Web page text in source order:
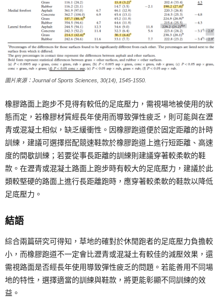
圖片來源：Journal of Sports Sciences, 30(14), 1545-1550.
橡膠路面上跑步不見得有較低的足底壓力，需視場地被使用的狀
態而定，若橡膠材質經長年使用而導致彈性疲乏，則可能與在瀝
青或混凝土相似，缺乏緩衝性。因橡膠跑道便於固定距離的計時
訓練，建議可選擇搭配競速鞋款於橡膠跑道上進行短距離、高速
度的間歇訓練；若要從事長距離的訓練則建議穿著較柔軟的鞋
款。在瀝青或混凝土路面上跑步時有較大的足底壓力，建議於此
類較堅硬的路面上進行長距離跑時，應穿著較柔軟的鞋款以降低
足底壓力。
結語
綜合兩篇研究可得知，草地的確對於休閒跑者的足底壓力負擔較
小，而橡膠跑道不一定會比瀝青或混凝土有較佳的減壓效果，還
需視路面是否經長年使用導致彈性疲乏的問題。若能善用不同場
地的特性，選擇適當的訓練與鞋款，將更能彰顯不同訓練的效
益。